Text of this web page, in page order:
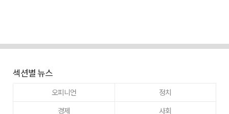
섹션별 뉴스
오피니언
정치
경제
사회